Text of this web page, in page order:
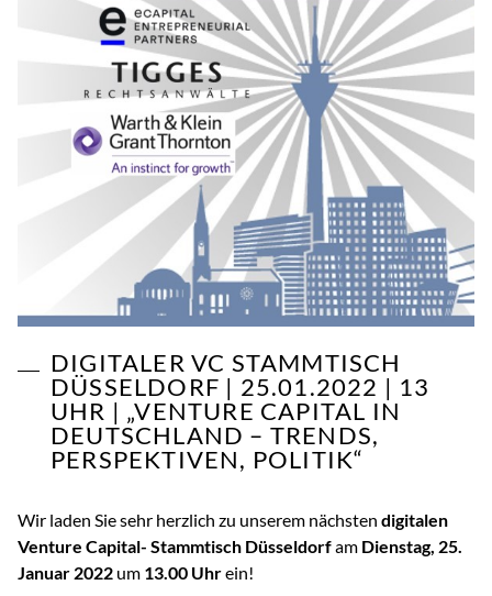
DIGITALER VC STAMMTISCH
DÜSSELDORF | 25.01.2022 | 13
UHR | „VENTURE CAPITAL IN
DEUTSCHLAND – TRENDS,
PERSPEKTIVEN, POLITIK“
Wir laden Sie sehr herzlich zu unserem nächsten digitalen
Venture Capital- Stammtisch Düsseldorfam Dienstag, 25.
Januar 2022 um 13.00 Uhrein!